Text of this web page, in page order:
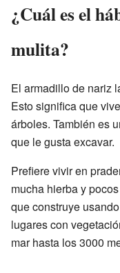
¿Cuál es el
mulita?
El armadillo de nariz
Esto significa que
árboles. También es
que le gusta excavar.
Prefiere vivir en
mucha hierba y
que construye
lugares con
mar hasta los 3000